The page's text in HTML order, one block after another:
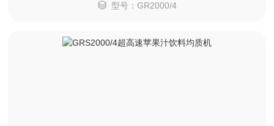
型号：GR2000/4